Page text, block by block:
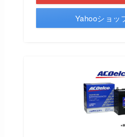
Yahooショッ